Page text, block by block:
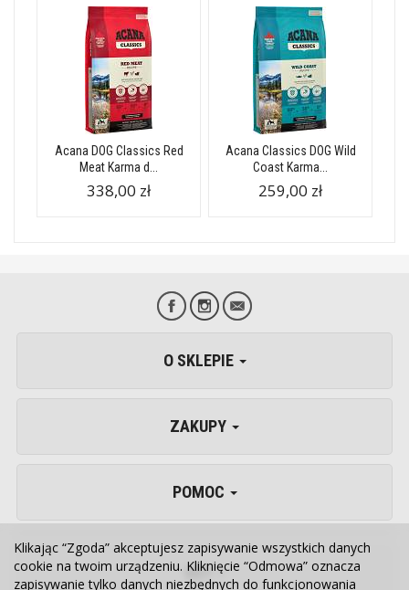
Acana DOG Classics Red
Meat Karma d...
338,00 zł
Acana Classics DOG Wild
Coast Karma...
259,00 zł
O SKLEPIE
ZAKUPY
POMOC
VET
Klikając “Zgoda” akceptujesz zapisywanie wszystkich danych
cookie na twoim urządzeniu. Kliknięcie “Odmowa” oznacza
zapisywanie tylko danych niezbędnych do funkcjonowania